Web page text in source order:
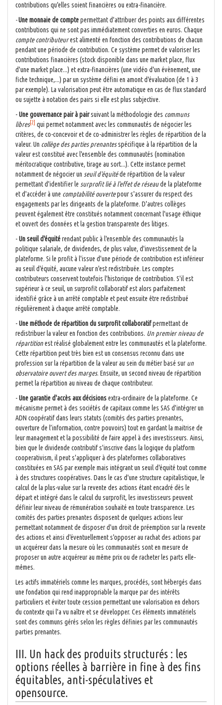
contributions qu'elles soient financières ou extra-financière.
-Une monnaie de comptepermettant d'attribuer des points aux différentes
contributions qui ne sont pas immédiatement converties en euros. Chaque
compte contributeurest alimenté en fonction des contributions de chacun
pendant une période de contribution. Ce système permet de valoriser les
contributions financières (stock disponible dans une market place, flux
d'une market place...) et extra-financières (une vidéo d'un évènement, une
fiche technique,...) par un système défini en amont d'évaluation (de 1 à 3
par exemple). La valorisation peut être automatique en cas de flux standard
ou sujette à notation des pairs si elle est plus subjective.
-Une gouvernance pair à pairsuivant la méthodologie des communs
libres[2] qui permet notamment avec les communautés de négocier les
critères, de co-concevoir et de co-administrer les règles de répartition de la
valeur. Un collège des parties prenantesspécifique à la répartition de la
valeur est constitué avec l'ensemble des communautés (nomination
méritocratique contributive, tirage au sort...). Cette instance permet
notamment de négocier un seuil d'équitéde répartition de la valeur
permettant d'identifier le surprofit lié à l'effet de réseaude la plateforme
et d'accéder à une comptabilité ouvertepour s'assurer du respect des
engagements par les dirigeants de la plateforme. D'autres collèges
peuvent également être constitués notamment concernant l'usage éthique
et ouvert des données et la gestion transparente des litiges.
-Un seuil d'équitérendant public à l'ensemble des communautés la
politique salariale, de dividendes, de plus value, d'investissement de la
plateforme. Si le profit à l'issue d'une période de contribution est inférieur
au seuil d'équité, aucune valeur n'est redistribuée. Les comptes
contributeurs conservent toutefois l'historique de contribution. S'il est
supérieur à ce seuil, un surprofit collaboratif est alors parfaitement
identifié grâce à un arrêté comptable et peut ensuite être redistribué
régulièrement à chaque arrêté comptable.
-Une méthode de répartition du surprofit collaboratifpermettant de
redistribuer la valeur en fonction des contributions. Un premier niveau de
répartitionest réalisé globalement entre les communautés et la plateforme.
Cette répartition peut très bien est un consensus reconnu dans une
profession sur la répartition de la valeur au sein du métier basé surun
observatoire ouvert des marges. Ensuite, un second niveau de répartition
permet la répartition au niveau de chaque contributeur.
-Une garantie d'accès aux décisionsextra-ordinaire de la plateforme. Ce
mécanisme permet à des sociétés de capitaux comme les SAS d'intégrer un
ADN coopératif dans leurs statuts (comités des parties prenantes,
ouverture de l’information, contre pouvoirs) tout en gardant la maitrise de
leur management et la possibilité de faire appel à des investisseurs. Ainsi,
bien que le dividende contributif s'inscrive dans la logique du platform
cooperativism, il peut s'appliquer à des plateformes collaboratives
constituées en SAS par exemple mais intégrant un seuil d'équité tout comme
à des structures coopératives. Dans le cas d'une structure capitalistique, le
calcul de la plus-value sur la revente des actions étant encadré dès le
départ et intégré dans le calcul du surprofit, les investisseurs peuvent
définir leur niveau de rémunération souhaité en toute transparence. Les
comités des parties prenantes disposent de quelques actions leur
permettant notamment de disposer d'un droit de préemption sur la revente
des actions et ainsi d'éventuellement s'opposer au rachat des actions par
un acquéreur dans la mesure où les communautés sont en mesure de
proposer un autre acquéreur au même prix ou de racheter les parts elle-
mêmes.
Les actifs immatériels comme les marques, procédés, sont hébergés dans
une fondation qui rend inappropriable la marque par des intérêts
particuliers et éviter toute cession permettant une valorisation en dehors
du contexte qui l'a vu naître et se développer. Ces éléments immatériels
sont des communs gérés selon les règles définies par les communautés
parties prenantes.
III. Un hack des produits structurés : les
options réelles à barrière in fine à des fins
équitables, anti-spéculatives et
opensource.